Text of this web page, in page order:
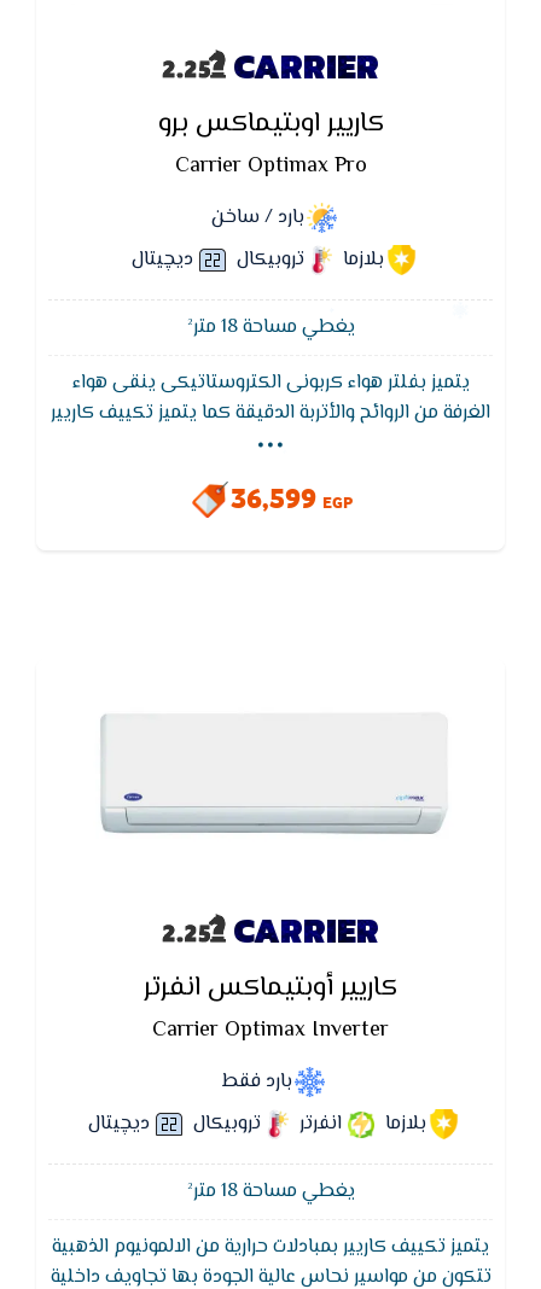
CARRIER
كاريير اوبتيماكس برو
Carrier Optimax Pro
بارد / ساخن
بلازما
تروبيكال ديچيتال
يغطي مساحة 18 متر²
يتميز بفلتر هواء كربونى الكتروستاتيكى ينقى هواء
الغرفة من الروائح والأتربة الدقيقة كما يتميز تكييف كاريير
بمراوح عالية الكفاءة ومصممة بتكنولوجيا كاريير للمراوح
التي تعطي أكبر معدل تدفق هواء عند جميع سرعات
الـمروحة نتيجة زيادة حركة انسياب الهواء.
...
36,599 EGP
CARRIER
كاريير أوبتيماكس انفرتر
Carrier Optimax Inverter
بارد فقط
بلازما
انفرتر تروبيكال ديچيتال
يغطي مساحة 18 متر²
يتميز تكييف كاريير بمبادلات حرارية من الالمونيوم الذهبية
تتكون من مواسير نحاس عالية الجودة بها تجاويف داخلية